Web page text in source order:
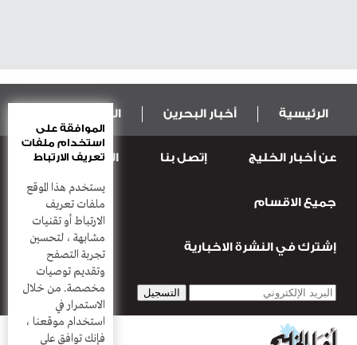
الرئيسية أخبار البحرين المال و الاقتصاد
عربية ودولية الرياضة
قضـايــا وحـــوادث أعمدة
عن أخبار الخليج إتصل بنا المطبعة
جميع الاقسام
إشترك في النشرة الاخبارية
الموافقة على
استخدام ملفات
تعريف الارتباط
يستخدم هذا الموقع
ملفات تعريف
الارتباط أو تقنيات
مشابهة ، لتحسين
تجربة التصفح
وتقديم توصيات
مخصصة. من خلال
الاستمرار في
استخدام موقعنا ،
فإنك توافق على